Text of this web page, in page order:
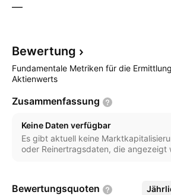
—
Bewertung
Fundamentale Metriken für die
Aktienwerts
Zusammenfassung
Keine Daten verfügbar
Es gibt aktuell keine
oder Reinertragsdaten, die angezeigt
Bewertungsquoten Mehr